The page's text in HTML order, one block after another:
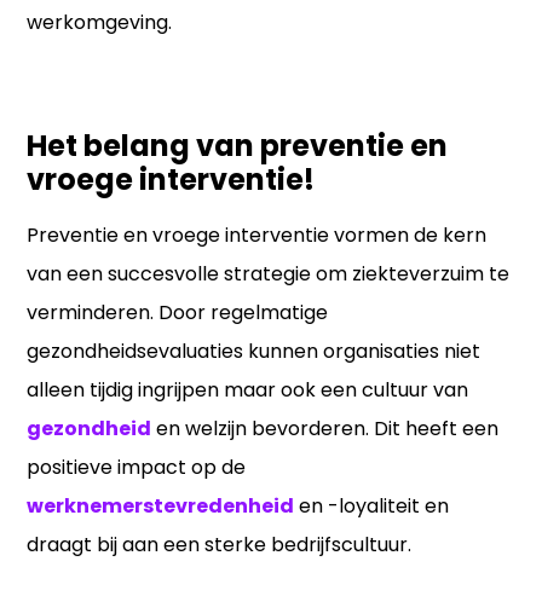
werkomgeving.
Het belang van preventie en
vroege interventie!
Preventie en vroege interventie vormen de kern
van een succesvolle strategie om ziekteverzuim te
verminderen. Door regelmatige
gezondheidsevaluaties kunnen organisaties niet
alleen tijdig ingrijpen maar ook een cultuur van
gezondheid en welzijn bevorderen. Dit heeft een
positieve impact op de
werknemerstevredenheid en -loyaliteit en
draagt bij aan een sterke bedrijfscultuur.